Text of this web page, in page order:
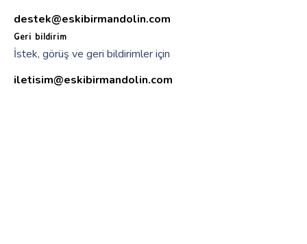
destek@eskibirmandolin.com
Geri bildirim
İstek, görüş ve geri bildirimler için
iletisim@eskibirmandolin.com